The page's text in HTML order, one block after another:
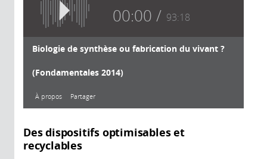
00:00 93:18
Biologie de synthèse ou fabrication du vivant ?
(Fondamentales 2014)
À propos Partager
À propos
Des dispositifs optimisables et
recyclables